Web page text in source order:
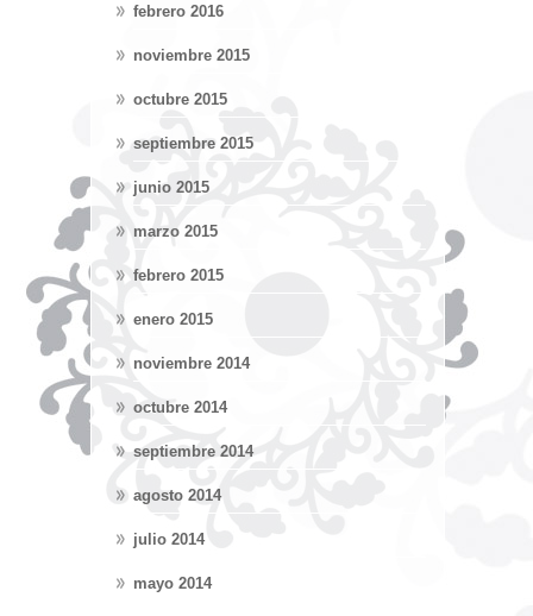
febrero 2016
noviembre 2015
octubre 2015
septiembre 2015
junio 2015
marzo 2015
febrero 2015
enero 2015
noviembre 2014
octubre 2014
septiembre 2014
agosto 2014
julio 2014
mayo 2014